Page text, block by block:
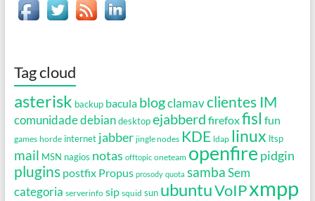
Tag cloud
asterisk backup bacula blogclamavclientes IM
comunidadedebian desktop ejabberd firefoxfisl fun
games horde internet jabber jingle nodes KDE ldap linux ltsp
mail MSN nagios notas offtopic oneteam openfire pidgin
plugins postfix Propus prosody quota samba Sem
categoria serverinfo sip squid sun ubuntuVoIPxmpp